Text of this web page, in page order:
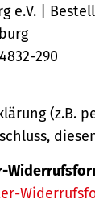
e.V. |
290
(z.B.